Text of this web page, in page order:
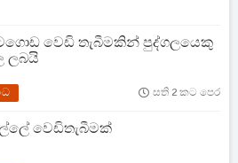
වෙඩි තැබීමකින් පුද්ගලයෙකු
ලබයි
සති 2 කට පෙර
වෙඩිතැබීමක්